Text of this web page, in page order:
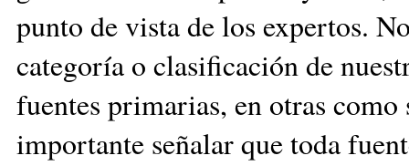
punto de vista de los expertos.
categoría o clasificación de
fuentes primarias, en otras
importante señalar que toda